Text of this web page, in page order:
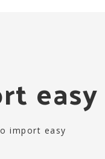
easy
import easy